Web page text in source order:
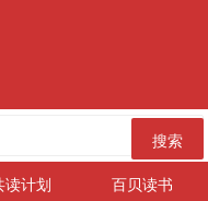
搜索
读计划 百贝读书